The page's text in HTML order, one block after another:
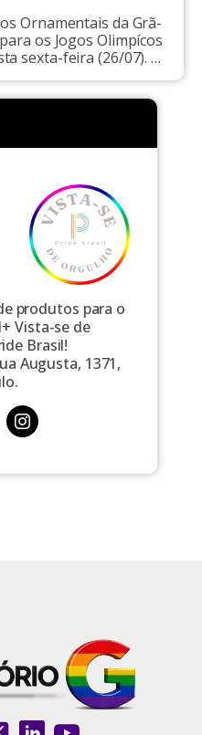
Ornamentais da Grã-
os Jogos Olimpícos
sexta-feira (26/07). O
feita de
o esportista mostrou o
e filmou as
produtos para o
Vista-se de
Brasil!
Augusta, 1371,